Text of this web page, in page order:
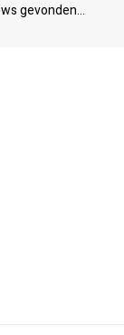
gevonden...